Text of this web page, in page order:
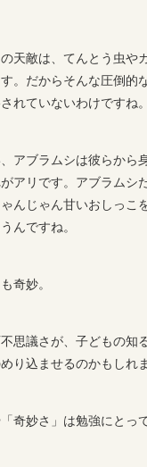
天敵は、てんとう虫や
。だからそんな圧倒的
れていないわけですね。
アブラムシは彼らから
アリです。アブラムシ
んじゃん甘いおしっこ
んですね。
奇妙。
思議さが、子どもの知
り込ませるのかもしれ
奇妙さ」は勉強にとっ